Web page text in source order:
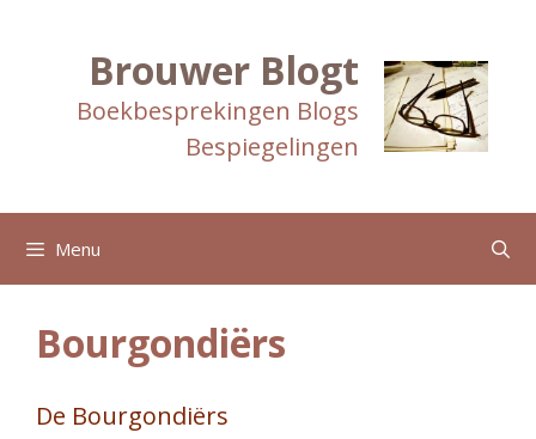
Brouwer Blogt
Boekbesprekingen Blogs
Bespiegelingen
Menu
Bourgondiërs
De Bourgondiërs